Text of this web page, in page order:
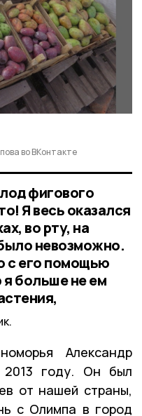
во ВКонтакте
фигового
Я весь оказался
во рту, на
невозможно.
с его помощью
я больше не ем
Александр
2013 году. Он был
от нашей страны,
с Олимпа в город